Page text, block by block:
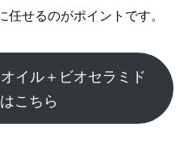
せるのがポイントです。
イル＋ビオセラミド
こちら